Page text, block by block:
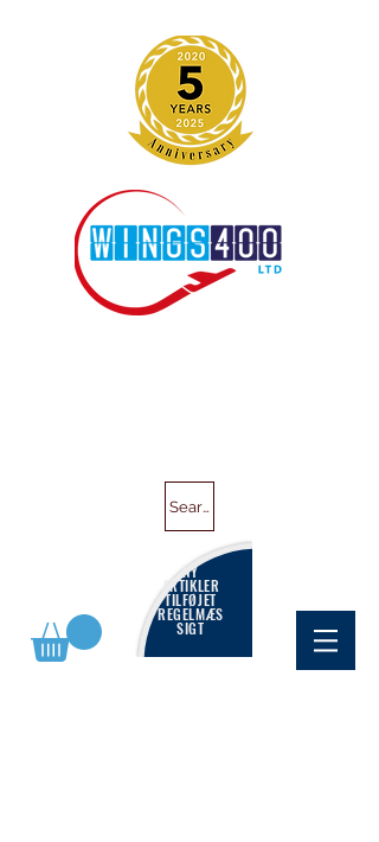
Search
NY
ARTIKLER
TILFØJET
REGELMÆS
SIGT